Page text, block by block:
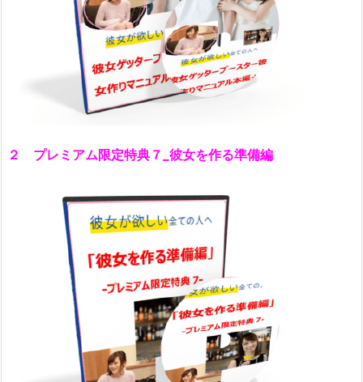
２ プレミアム限定特典７_彼女を作る準備編